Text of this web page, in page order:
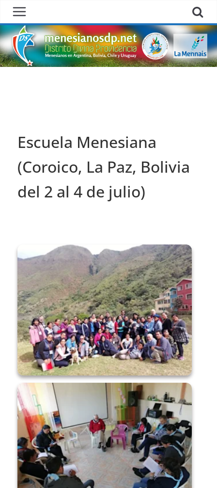
Skip
content
Escuela Menesiana
(Coroico, La Paz, Bolivia
del 2 al 4 de julio)